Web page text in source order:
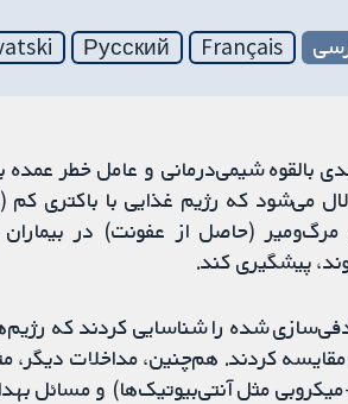
Français
Русский
بالقوه شیمی‌درمانی و عامل خطر
می‌شود که رژیم غذایی با باکتری کم
مرگ‌ومیر (حاصل از عفونت) در
پیشگیری کند.
مقایسه کردند. هم‌چنین، مداخلات
مثل آنتی‌بیوتیک‌ها) و مسائل